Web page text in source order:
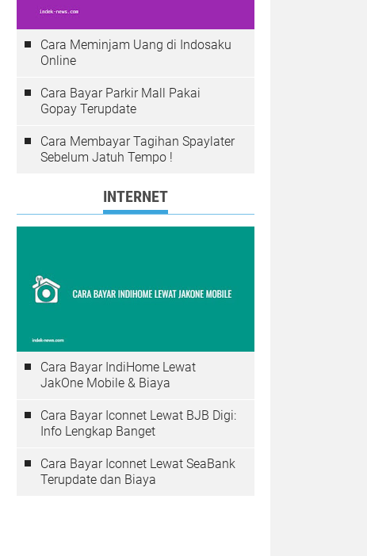
Cara Meminjam Uang di Indosaku
Online
Cara Bayar Parkir Mall Pakai
Gopay Terupdate
Cara Membayar Tagihan Spaylater
Sebelum Jatuh Tempo !
INTERNET
Cara Bayar IndiHome Lewat
JakOne Mobile & Biaya
Cara Bayar Iconnet Lewat BJB Digi:
Info Lengkap Banget
Cara Bayar Iconnet Lewat SeaBank
Terupdate dan Biaya